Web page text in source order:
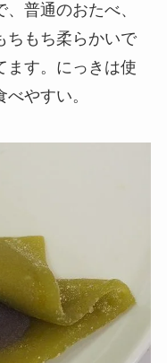
普通のおたべ、
ちもち柔らかいで
ます。にっきは使
やすい。